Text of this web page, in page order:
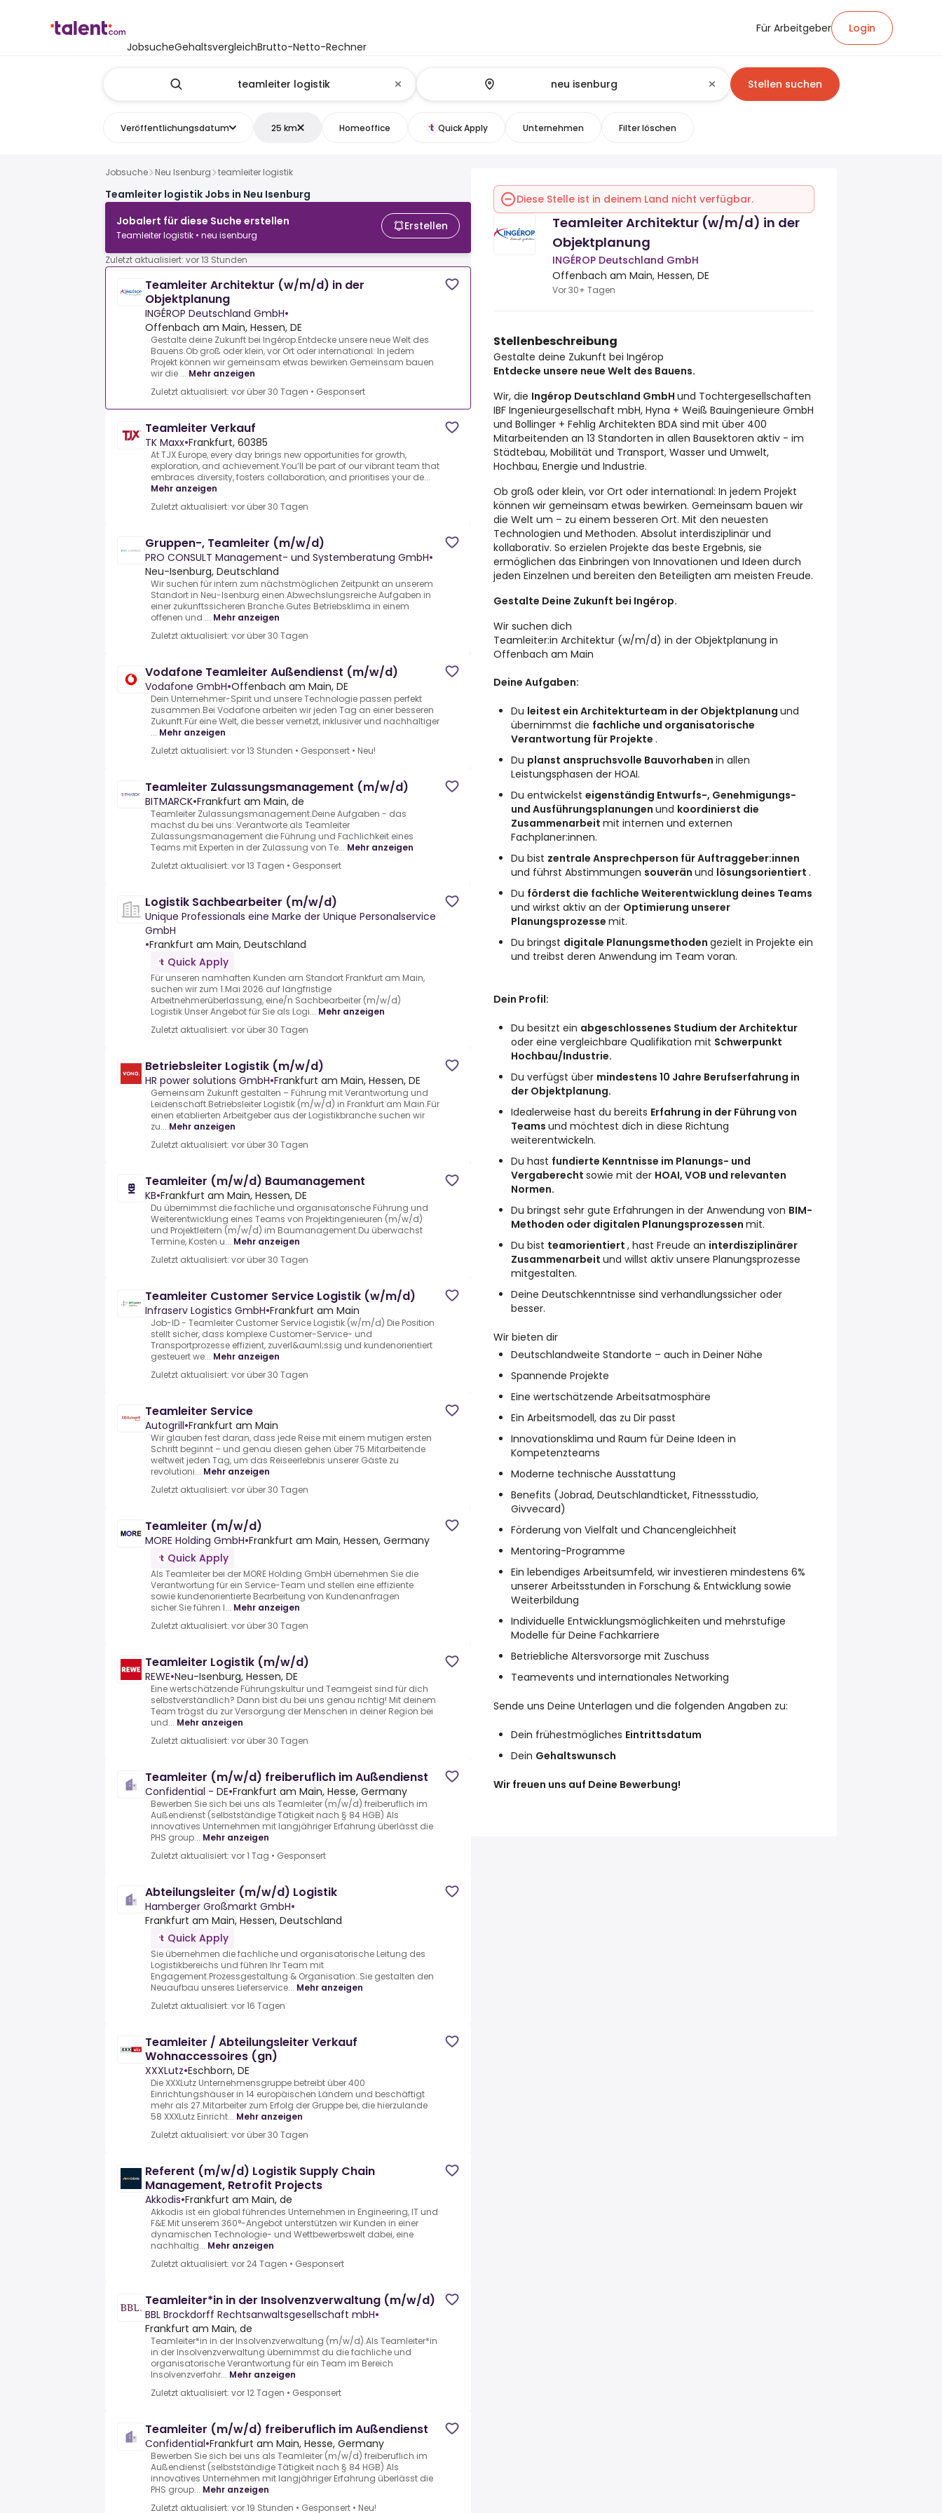
JobsucheGehaltsvergleichBrutto-Netto-Rechner
Für Arbeitgeber Login
Stellen suchen
Veröffentlichungsdatum 25 km Homeoffice Quick Apply Unternehmen Filter löschen
Jobsuche Neu Isenburg teamleiter logistik
Teamleiter logistik Jobs in Neu Isenburg
Jobalert für diese Suche erstellen
Teamleiter logistik • neu isenburg
Erstellen
Zuletzt aktualisiert: vor 13 Stunden
Teamleiter Architektur (w/m/d) in der
Objektplanung
INGÉROP Deutschland GmbH•
Offenbach am Main, Hessen, DE
Gestalte deine Zukunft bei Ingérop.Entdecke unsere neue Welt des
Bauens.Ob groß oder klein, vor Ort oder international: In jedem
Projekt können wir gemeinsam etwas bewirken.Gemeinsam bauen
wir die ... Mehr anzeigen
Zuletzt aktualisiert: vor über 30 Tagen • Gesponsert
Teamleiter Verkauf
TK Maxx•Frankfurt, 60385
At TJX Europe, every day brings new opportunities for growth,
exploration, and achievement.You’ll be part of our vibrant team that
embraces diversity, fosters collaboration, and prioritises your de...
Mehr anzeigen
Zuletzt aktualisiert: vor über 30 Tagen
Gruppen-, Teamleiter (m/w/d)
PRO CONSULT Management- und Systemberatung GmbH•
Neu-Isenburg, Deutschland
Wir suchen für intern zum nächstmöglichen Zeitpunkt an unserem
Standort in Neu-Isenburg einen.Abwechslungsreiche Aufgaben in
einer zukunftssicheren Branche.Gutes Betriebsklima in einem
offenen und ... Mehr anzeigen
Zuletzt aktualisiert: vor über 30 Tagen
Vodafone Teamleiter Außendienst (m/w/d)
Vodafone GmbH•Offenbach am Main, DE
Dein Unternehmer-Spirit und unsere Technologie passen perfekt
zusammen.Bei Vodafone arbeiten wir jeden Tag an einer besseren
Zukunft.Für eine Welt, die besser vernetzt, inklusiver und nachhaltiger
... Mehr anzeigen
Zuletzt aktualisiert: vor 13 Stunden • Gesponsert • Neu!
Teamleiter Zulassungsmanagement (m/w/d)
BITMARCK•Frankfurt am Main, de
Teamleiter Zulassungsmanagement.Deine Aufgaben - das
machst du bei uns:.Verantworte als Teamleiter
Zulassungsmanagement die Führung und Fachlichkeit eines
Teams mit Experten in der Zulassung von Te... Mehr anzeigen
Zuletzt aktualisiert: vor 13 Tagen • Gesponsert
Logistik Sachbearbeiter (m/w/d)
Unique Professionals eine Marke der Unique Personalservice
GmbH
•Frankfurt am Main, Deutschland
Quick Apply
Für unseren namhaften Kunden am Standort Frankfurt am Main,
suchen wir zum 1.Mai 2026 auf langfristige
Arbeitnehmerüberlassung, eine/n Sachbearbeiter (m/w/d)
Logistik.Unser Angebot für Sie als Logi... Mehr anzeigen
Zuletzt aktualisiert: vor über 30 Tagen
Betriebsleiter Logistik (m/w/d)
HR power solutions GmbH•Frankfurt am Main, Hessen, DE
Gemeinsam Zukunft gestalten – Führung mit Verantwortung und
Leidenschaft.Betriebsleiter Logistik (m/w/d) in Frankfurt am Main.Für
einen etablierten Arbeitgeber aus der Logistikbranche suchen wir
zu... Mehr anzeigen
Zuletzt aktualisiert: vor über 30 Tagen
Teamleiter (m/w/d) Baumanagement
KB•Frankfurt am Main, Hessen, DE
Du übernimmst die fachliche und organisatorische Führung und
Weiterentwicklung eines Teams von Projektingenieuren (m/w/d)
und Projektleitern (m/w/d) im Baumanagement.Du überwachst
Termine, Kosten u... Mehr anzeigen
Zuletzt aktualisiert: vor über 30 Tagen
Teamleiter Customer Service Logistik (w/m/d)
Infraserv Logistics GmbH•Frankfurt am Main
Job-ID - Teamleiter Customer Service Logistik (w/m/d) Die Position
stellt sicher, dass komplexe Customer-Service- und
Transportprozesse effizient, zuverl&auml;ssig und kundenorientiert
gesteuert we... Mehr anzeigen
Zuletzt aktualisiert: vor über 30 Tagen
Teamleiter Service
Autogrill•Frankfurt am Main
Wir glauben fest daran, dass jede Reise mit einem mutigen ersten
Schritt beginnt – und genau diesen gehen über 75.Mitarbeitende
weltweit jeden Tag, um das Reiseerlebnis unserer Gäste zu
revolutioni... Mehr anzeigen
Zuletzt aktualisiert: vor über 30 Tagen
Teamleiter (m/w/d)
MORE Holding GmbH•Frankfurt am Main, Hessen, Germany
Quick Apply
Als Teamleiter bei der MORE Holding GmbH übernehmen Sie die
Verantwortung für ein Service-Team und stellen eine effiziente
sowie kundenorientierte Bearbeitung von Kundenanfragen
sicher.Sie führen I... Mehr anzeigen
Zuletzt aktualisiert: vor über 30 Tagen
Teamleiter Logistik (m/w/d)
REWE•Neu-Isenburg, Hessen, DE
Eine wertschätzende Führungskultur und Teamgeist sind für dich
selbstverständlich? Dann bist du bei uns genau richtig! Mit deinem
Team trägst du zur Versorgung der Menschen in deiner Region bei
und... Mehr anzeigen
Zuletzt aktualisiert: vor über 30 Tagen
Teamleiter (m/w/d) freiberuflich im Außendienst
Confidential - DE•Frankfurt am Main, Hesse, Germany
Bewerben Sie sich bei uns als Teamleiter (m/w/d) freiberuflich im
Außendienst (selbstständige Tätigkeit nach § 84 HGB) Als
innovatives Unternehmen mit langjähriger Erfahrung überlässt die
PHS group... Mehr anzeigen
Zuletzt aktualisiert: vor 1 Tag • Gesponsert
Abteilungsleiter (m/w/d) Logistik
Hamberger Großmarkt GmbH•
Frankfurt am Main, Hessen, Deutschland
Quick Apply
Sie übernehmen die fachliche und organisatorische Leitung des
Logistikbereichs und führen Ihr Team mit
Engagement.Prozessgestaltung & Organisation:.Sie gestalten den
Neuaufbau unseres Lieferservice... Mehr anzeigen
Zuletzt aktualisiert: vor 16 Tagen
Teamleiter / Abteilungsleiter Verkauf
Wohnaccessoires (gn)
XXXLutz•Eschborn, DE
Die XXXLutz Unternehmensgruppe betreibt über 400
Einrichtungshäuser in 14 europäischen Ländern und beschäftigt
mehr als 27.Mitarbeiter zum Erfolg der Gruppe bei, die hierzulande
58 XXXLutz Einricht... Mehr anzeigen
Zuletzt aktualisiert: vor über 30 Tagen
Referent (m/w/d) Logistik Supply Chain
Management, Retrofit Projects
Akkodis•Frankfurt am Main, de
Akkodis ist ein global führendes Unternehmen in Engineering, IT und
F&E.Mit unserem 360°-Angebot unterstützen wir Kunden in einer
dynamischen Technologie- und Wettbewerbswelt dabei, eine
nachhaltig... Mehr anzeigen
Zuletzt aktualisiert: vor 24 Tagen • Gesponsert
Teamleiter*in in der Insolvenzverwaltung (m/w/d)
BBL Brockdorff Rechtsanwaltsgesellschaft mbH•
Frankfurt am Main, de
Teamleiter*in in der Insolvenzverwaltung (m/w/d).Als Teamleiter*in
in der Insolvenzverwaltung übernimmst du die fachliche und
organisatorische Verantwortung für ein Team im Bereich
Insolvenzverfahr... Mehr anzeigen
Zuletzt aktualisiert: vor 12 Tagen • Gesponsert
Teamleiter (m/w/d) freiberuflich im Außendienst
Confidential•Frankfurt am Main, Hesse, Germany
Bewerben Sie sich bei uns als Teamleiter (m/w/d) freiberuflich im
Außendienst (selbstständige Tätigkeit nach § 84 HGB) Als
innovatives Unternehmen mit langjähriger Erfahrung überlässt die
PHS group... Mehr anzeigen
Zuletzt aktualisiert: vor 19 Stunden • Gesponsert • Neu!
Diese Stelle ist in deinem Land nicht verfügbar.
Teamleiter Architektur (w/m/d) in der
Objektplanung
INGÉROP Deutschland GmbH
Offenbach am Main, Hessen, DE
Vor 30+ Tagen
Stellenbeschreibung
Gestalte deine Zukunft bei Ingérop
Entdecke unsere neue Welt des Bauens.
Wir, die Ingérop Deutschland GmbH und Tochtergesellschaften
IBF Ingenieurgesellschaft mbH, Hyna + Weiß Bauingenieure GmbH
und Bollinger + Fehlig Architekten BDA sind mit über 400
Mitarbeitenden an 13 Standorten in allen Bausektoren aktiv - im
Städtebau, Mobilität und Transport, Wasser und Umwelt,
Hochbau, Energie und Industrie.
Ob groß oder klein, vor Ort oder international: In jedem Projekt
können wir gemeinsam etwas bewirken. Gemeinsam bauen wir
die Welt um – zu einem besseren Ort. Mit den neuesten
Technologien und Methoden. Absolut interdisziplinär und
kollaborativ. So erzielen Projekte das beste Ergebnis, sie
ermöglichen das Einbringen von Innovationen und Ideen durch
jeden Einzelnen und bereiten den Beteiligten am meisten Freude.
Gestalte Deine Zukunft bei Ingérop.
Wir suchen dich
Teamleiter:in Architektur (w/m/d) in der Objektplanung in
Offenbach am Main
Deine Aufgaben:
Du leitest ein Architekturteam in der Objektplanung und
übernimmst die fachliche und organisatorische
Verantwortung für Projekte .
Du planst anspruchsvolle Bauvorhaben in allen
Leistungsphasen der HOAI.
Du entwickelst eigenständig Entwurfs-, Genehmigungs-
und Ausführungsplanungen und koordinierst die
Zusammenarbeit mit internen und externen
Fachplaner:innen.
Du bist zentrale Ansprechperson für Auftraggeber:innen
und führst Abstimmungen souverän und lösungsorientiert .
Du förderst die fachliche Weiterentwicklung deines Teams
und wirkst aktiv an der Optimierung unserer
Planungsprozesse mit.
Du bringst digitale Planungsmethoden gezielt in Projekte ein
und treibst deren Anwendung im Team voran.
Dein Profil:
Du besitzt ein abgeschlossenes Studium der Architektur
oder eine vergleichbare Qualifikation mit Schwerpunkt
Hochbau/Industrie.
Du verfügst über mindestens 10 Jahre Berufserfahrung in
der Objektplanung.
Idealerweise hast du bereits Erfahrung in der Führung von
Teams und möchtest dich in diese Richtung
weiterentwickeln.
Du hast fundierte Kenntnisse im Planungs- und
Vergaberecht sowie mit der HOAI, VOB und relevanten
Normen.
Du bringst sehr gute Erfahrungen in der Anwendung von BIM-
Methoden oder digitalen Planungsprozessen mit.
Du bist teamorientiert , hast Freude an interdisziplinärer
Zusammenarbeit und willst aktiv unsere Planungsprozesse
mitgestalten.
Deine Deutschkenntnisse sind verhandlungssicher oder
besser.
Wir bieten dir
Deutschlandweite Standorte – auch in Deiner Nähe
Spannende Projekte
Eine wertschätzende Arbeitsatmosphäre
Ein Arbeitsmodell, das zu Dir passt
Innovationsklima und Raum für Deine Ideen in
Kompetenzteams
Moderne technische Ausstattung
Benefits (Jobrad, Deutschlandticket, Fitnessstudio,
Givvecard)
Förderung von Vielfalt und Chancengleichheit
Mentoring-Programme
Ein lebendiges Arbeitsumfeld, wir investieren mindestens 6%
unserer Arbeitsstunden in Forschung & Entwicklung sowie
Weiterbildung
Individuelle Entwicklungsmöglichkeiten und mehrstufige
Modelle für Deine Fachkarriere
Betriebliche Altersvorsorge mit Zuschuss
Teamevents und internationales Networking
Sende uns Deine Unterlagen und die folgenden Angaben zu:
Dein frühestmögliches Eintrittsdatum
Dein Gehaltswunsch
Wir freuen uns auf Deine Bewerbung!